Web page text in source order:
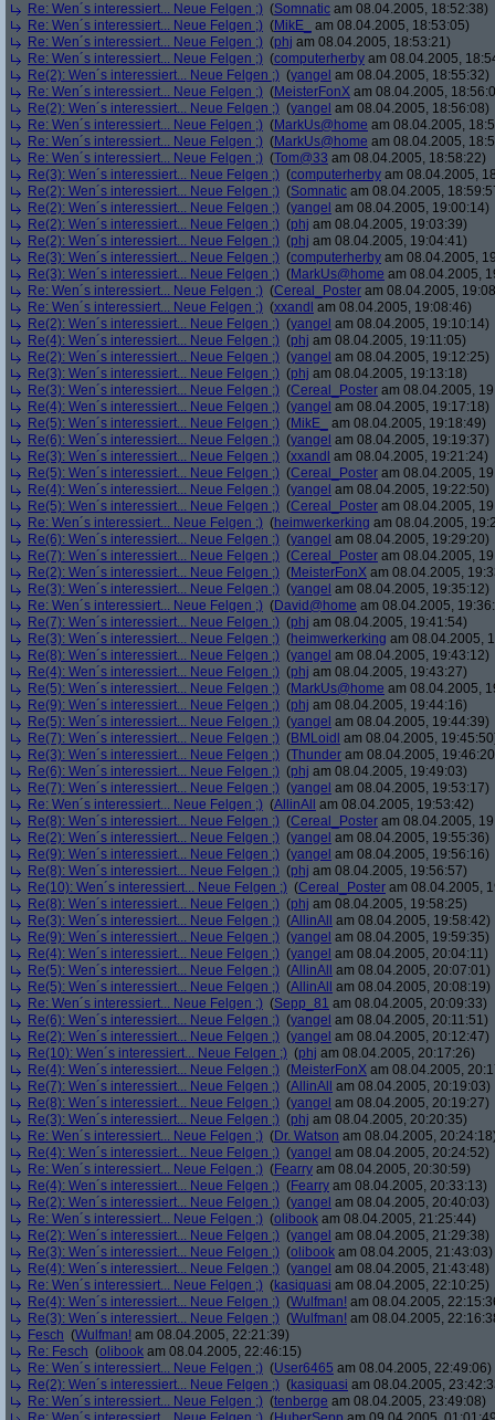
Re: Wen´s interessiert... Neue Felgen ;) (Somnatic am 08.04.2005, 18:52:38)
Re: Wen´s interessiert... Neue Felgen ;) (MikE_
am 08.04.2005, 18:53:05)
Re: Wen´s interessiert... Neue Felgen ;) (phj am 08.04.2005, 18:53:21)
Re: Wen´s interessiert... Neue Felgen ;) (computerherby am 08.04.2005,
Re(2): Wen´s interessiert... Neue Felgen ;) (yangel am 08.04.2005, 18:55:32)
Re: Wen´s interessiert... Neue Felgen ;) (MeisterFonX am 08.04.2005,
Re(2): Wen´s interessiert... Neue Felgen ;) (yangel am 08.04.2005, 18:56:08)
Re: Wen´s interessiert... Neue Felgen ;) (MarkUs@home am 08.04.2005,
Re: Wen´s interessiert... Neue Felgen ;) (MarkUs@home am 08.04.2005,
Re: Wen´s interessiert... Neue Felgen ;) (Tom@33 am 08.04.2005, 18:58:22)
Re(3): Wen´s interessiert... Neue Felgen ;) (computerherby am 08.04.2005,
Re(2): Wen´s interessiert... Neue Felgen ;) (Somnatic am 08.04.2005,
Re(2): Wen´s interessiert... Neue Felgen ;) (yangel am 08.04.2005, 19:00:14)
Re(2): Wen´s interessiert... Neue Felgen ;) (phj am 08.04.2005, 19:03:39)
Re(2): Wen´s interessiert... Neue Felgen ;) (phj am 08.04.2005, 19:04:41)
Re(3): Wen´s interessiert... Neue Felgen ;) (computerherby am 08.04.2005,
Re(3): Wen´s interessiert... Neue Felgen ;) (MarkUs@home am 08.04.2005,
Re: Wen´s interessiert... Neue Felgen ;) (Cereal_Poster am 08.04.2005,
Re: Wen´s interessiert... Neue Felgen ;) (xxandl am 08.04.2005, 19:08:46)
Re(2): Wen´s interessiert... Neue Felgen ;) (yangel am 08.04.2005, 19:10:14)
Re(4): Wen´s interessiert... Neue Felgen ;) (phj am 08.04.2005, 19:11:05)
Re(2): Wen´s interessiert... Neue Felgen ;) (yangel am 08.04.2005, 19:12:25)
Re(3): Wen´s interessiert... Neue Felgen ;) (phj am 08.04.2005, 19:13:18)
Re(3): Wen´s interessiert... Neue Felgen ;) (Cereal_Poster am 08.04.2005,
Re(4): Wen´s interessiert... Neue Felgen ;) (yangel am 08.04.2005, 19:17:18)
Re(5): Wen´s interessiert... Neue Felgen ;) (MikE_
am 08.04.2005, 19:18:49)
Re(6): Wen´s interessiert... Neue Felgen ;) (yangel am 08.04.2005, 19:19:37)
Re(3): Wen´s interessiert... Neue Felgen ;) (xxandl am 08.04.2005, 19:21:24)
Re(5): Wen´s interessiert... Neue Felgen ;) (Cereal_Poster am 08.04.2005,
Re(4): Wen´s interessiert... Neue Felgen ;) (yangel am 08.04.2005, 19:22:50)
Re(5): Wen´s interessiert... Neue Felgen ;) (Cereal_Poster am 08.04.2005,
Re: Wen´s interessiert... Neue Felgen ;) (heimwerkerking am 08.04.2005,
Re(6): Wen´s interessiert... Neue Felgen ;) (yangel am 08.04.2005, 19:29:20)
Re(7): Wen´s interessiert... Neue Felgen ;) (Cereal_Poster am 08.04.2005,
Re(2): Wen´s interessiert... Neue Felgen ;) (MeisterFonX am 08.04.2005,
Re(3): Wen´s interessiert... Neue Felgen ;) (yangel am 08.04.2005, 19:35:12)
Re: Wen´s interessiert... Neue Felgen ;) (David@home am 08.04.2005,
Re(7): Wen´s interessiert... Neue Felgen ;) (phj am 08.04.2005, 19:41:54)
Re(3): Wen´s interessiert... Neue Felgen ;) (heimwerkerking am 08.04.2005,
Re(8): Wen´s interessiert... Neue Felgen ;) (yangel am 08.04.2005, 19:43:12)
Re(4): Wen´s interessiert... Neue Felgen ;) (phj am 08.04.2005, 19:43:27)
Re(5): Wen´s interessiert... Neue Felgen ;) (MarkUs@home am 08.04.2005,
Re(9): Wen´s interessiert... Neue Felgen ;) (phj am 08.04.2005, 19:44:16)
Re(5): Wen´s interessiert... Neue Felgen ;) (yangel am 08.04.2005, 19:44:39)
Re(7): Wen´s interessiert... Neue Felgen ;) (BMLoidl am 08.04.2005,
Re(3): Wen´s interessiert... Neue Felgen ;) (Thunder am 08.04.2005,
Re(6): Wen´s interessiert... Neue Felgen ;) (phj am 08.04.2005, 19:49:03)
Re(7): Wen´s interessiert... Neue Felgen ;) (yangel am 08.04.2005, 19:53:17)
Re: Wen´s interessiert... Neue Felgen ;) (AllinAll
am 08.04.2005, 19:53:42)
Re(8): Wen´s interessiert... Neue Felgen ;) (Cereal_Poster am 08.04.2005,
Re(2): Wen´s interessiert... Neue Felgen ;) (yangel am 08.04.2005, 19:55:36)
Re(9): Wen´s interessiert... Neue Felgen ;) (yangel am 08.04.2005, 19:56:16)
Re(8): Wen´s interessiert... Neue Felgen ;) (phj am 08.04.2005, 19:56:57)
Re(10): Wen´s interessiert... Neue Felgen ;) (Cereal_Poster am 08.04.2005,
Re(8): Wen´s interessiert... Neue Felgen ;) (phj am 08.04.2005, 19:58:25)
Re(3): Wen´s interessiert... Neue Felgen ;) (AllinAll
am 08.04.2005, 19:58:42)
Re(9): Wen´s interessiert... Neue Felgen ;) (yangel am 08.04.2005, 19:59:35)
Re(4): Wen´s interessiert... Neue Felgen ;) (yangel am 08.04.2005, 20:04:11)
Re(5): Wen´s interessiert... Neue Felgen ;) (AllinAll
am 08.04.2005, 20:07:01)
Re(5): Wen´s interessiert... Neue Felgen ;) (AllinAll
am 08.04.2005, 20:08:19)
Re: Wen´s interessiert... Neue Felgen ;) (Sepp_81 am 08.04.2005, 20:09:33)
Re(6): Wen´s interessiert... Neue Felgen ;) (yangel am 08.04.2005, 20:11:51)
Re(2): Wen´s interessiert... Neue Felgen ;) (yangel am 08.04.2005, 20:12:47)
Re(10): Wen´s interessiert... Neue Felgen ;) (phj am 08.04.2005, 20:17:26)
Re(4): Wen´s interessiert... Neue Felgen ;) (MeisterFonX am 08.04.2005,
Re(7): Wen´s interessiert... Neue Felgen ;) (AllinAll
am 08.04.2005, 20:19:03)
Re(8): Wen´s interessiert... Neue Felgen ;) (yangel am 08.04.2005, 20:19:27)
Re(3): Wen´s interessiert... Neue Felgen ;) (phj am 08.04.2005, 20:20:35)
Re: Wen´s interessiert... Neue Felgen ;) (Dr. Watson am 08.04.2005,
Re(4): Wen´s interessiert... Neue Felgen ;) (yangel am 08.04.2005, 20:24:52)
Re: Wen´s interessiert... Neue Felgen ;) (Fearry am 08.04.2005, 20:30:59)
Re(4): Wen´s interessiert... Neue Felgen ;) (Fearry am 08.04.2005, 20:33:13)
Re(2): Wen´s interessiert... Neue Felgen ;) (yangel am 08.04.2005, 20:40:03)
Re: Wen´s interessiert... Neue Felgen ;) (olibook am 08.04.2005, 21:25:44)
Re(2): Wen´s interessiert... Neue Felgen ;) (yangel am 08.04.2005, 21:29:38)
Re(3): Wen´s interessiert... Neue Felgen ;) (olibook am 08.04.2005, 21:43:03)
Re(4): Wen´s interessiert... Neue Felgen ;) (yangel am 08.04.2005, 21:43:48)
Re: Wen´s interessiert... Neue Felgen ;) (kasiquasi am 08.04.2005, 22:10:25)
Re(4): Wen´s interessiert... Neue Felgen ;) (Wulfman! am 08.04.2005,
Re(3): Wen´s interessiert... Neue Felgen ;) (Wulfman! am 08.04.2005,
Fesch (Wulfman! am 08.04.2005, 22:21:39)
Re: Fesch (olibook am 08.04.2005, 22:46:15)
Re: Wen´s interessiert... Neue Felgen ;) (User6465 am 08.04.2005, 22:49:06)
Re(2): Wen´s interessiert... Neue Felgen ;) (kasiquasi am 08.04.2005,
Re: Wen´s interessiert... Neue Felgen ;) (tenberge am 08.04.2005, 23:49:08)